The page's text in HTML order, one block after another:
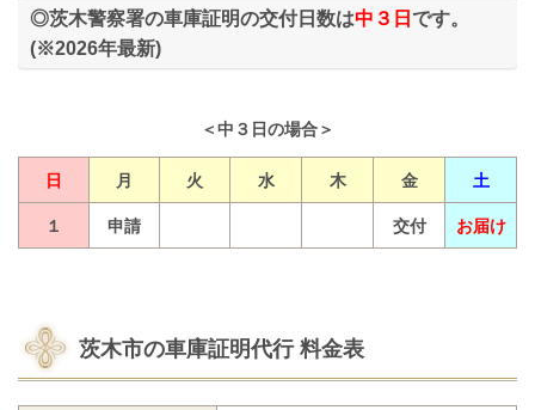
◎茨木警察署の車庫証明の交付日数は中３日 です。
(※2026年最新)
＜中３日の場合＞
日 月 火 水 木 金 土
１ 申請 交付 お届け
茨木市の車庫証明代行料金表